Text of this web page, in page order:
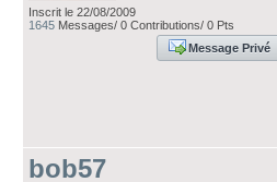
Inscrit le 22/08/2009
1645 Messages/ 0 Contributions/ 0 Pts
Message Privé
bob57